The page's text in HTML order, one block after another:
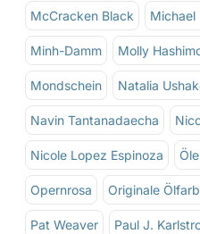
McCracken Black Michael
Minh-Damm Molly
Mondschein Natalia
Navin Tantanadaecha
Nicole Lopez Espinoza Öle
Opernrosa Originale
Pat Weaver Paul J.